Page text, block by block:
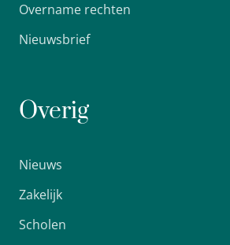
Overname rechten
Nieuwsbrief
Overig
Nieuws
Zakelijk
Scholen